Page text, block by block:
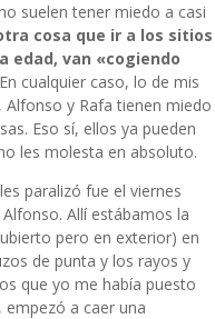
suelen tener miedo a casi
cosa que ir a los sitios
edad, van «cogiendo
cualquier caso, lo de mis
y Rafa tienen miedo
Eso sí, ellos ya pueden
les molesta en absoluto.
paralizó fue el viernes
Allí estábamos la
pero en exterior) en
de punta y los rayos y
que yo me había puesto
a caer una